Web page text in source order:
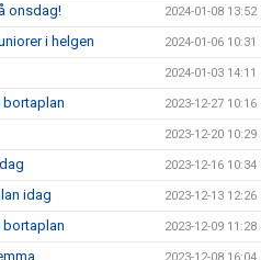
onsdag! 2024-01-08 13:52
i helgen 2024-01-06 10:31
2024-01-03 14:11
bortaplan 2023-12-27 10:16
2023-12-20 10:29
2023-12-16 10:34
idag 2023-12-13 12:26
bortaplan 2023-12-09 11:28
2023-12-08 16:04